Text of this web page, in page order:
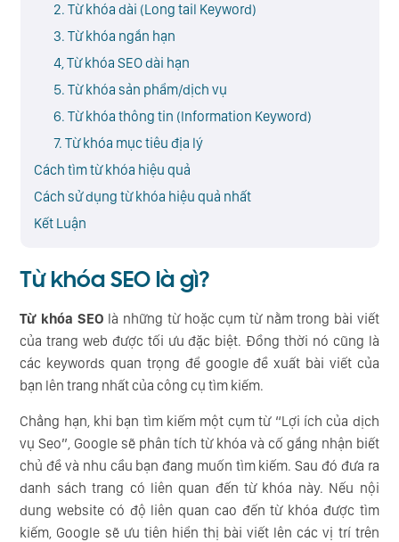
2. Từ khóa dài (Long tail Keyword)
3. Từ khóa ngắn hạn
4, Từ khóa SEO dài hạn
5. Từ khóa sản phẩm/dịch vụ
6. Từ khóa thông tin (Information Keyword)
7. Từ khóa mục tiêu địa lý
Cách tìm từ khóa hiệu quả
Cách sử dụng từ khóa hiệu quả nhất
Kết Luận
Từ khóa SEO là gì?
Từ khóa SEO là những từ hoặc cụm từ nằm trong bài viết
của trang web được tối ưu đặc biệt. Đồng thời nó cũng là
các keywords quan trọng để google đề xuất bài viết của
bạn lên trang nhất của công cụ tìm kiếm.
Chẳng hạn, khi bạn tìm kiếm một cụm từ “Lợi ích của dịch
vụ Seo”, Google sẽ phân tích từ khóa và cố gắng nhận biết
chủ đề và nhu cầu bạn đang muốn tìm kiếm. Sau đó đưa ra
danh sách trang có liên quan đến từ khóa này. Nếu nội
dung website có độ liên quan cao đến từ khóa được tìm
kiếm, Google sẽ ưu tiên hiển thị bài viết lên các vị trí trên